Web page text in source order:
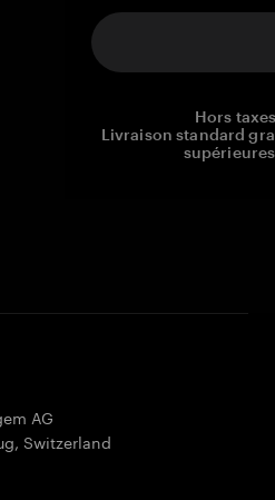
Hors
Livraison standard
AG
, Switzerland